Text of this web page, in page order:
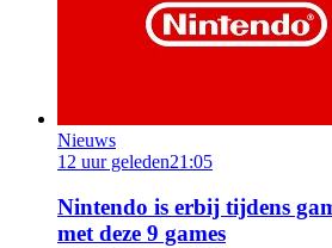
Nieuws
12 uur geleden21:05
Nintendo is erbij tijdens
met deze 9 games